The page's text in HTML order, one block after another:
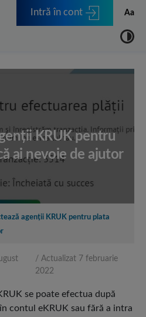
Intră în cont Aa
KRUK pentru
ai nevoie de ajutor
agenţii KRUK pentru plata
/ Actualizat 7 februarie
2022
se poate efectua după
contul eKRUK sau fără a intra